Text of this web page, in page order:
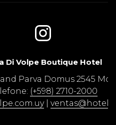
Di Volpe Boutique Hotel​
Parva Domus 2545
(+598) 2710-2000
|